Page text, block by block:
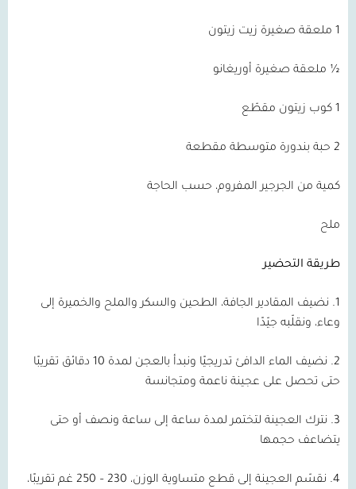
1 ملعقة صغيرة زيت زيتون
½ ملعقة صغيرة أوريغانو
1 كوب زيتون مقطّع
2 حبة بندورة متوسطة مقطعة
كمية من الجرجير المفروم، حسب الحاجة
ملح
طريقة التحضير
1. نضيف المقادير الجافة، الطحين والسكر والملح والخميرة إلى
وعاء، ونقلّبه جيّدًا
2. نضيف الماء الدافئ تدريجيًا ونبدأ بالعجن لمدة 10 دقائق تقريبًا
حتى تحصل على عجينة ناعمة ومتجانسة
3. نترك العجينة لتختمر لمدة ساعة إلى ساعة ونصف أو حتى
يتضاعف حجمها
4. نقسّم العجينة إلى قطع متساوية الوزن، 230 – 250 غم تقريبًا،